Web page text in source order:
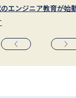
エンジニア教育が始
学部 心理学科 開設
開設
い、ペットの生命と
学科 2026年4月 開設
由の学府で、未来を